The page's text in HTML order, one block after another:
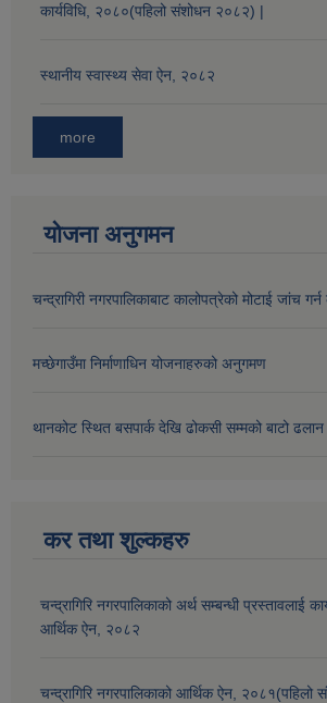
कार्यविधि, २०८०(पहिलो संशोधन २०८२) |
स्थानीय स्वास्थ्य सेवा ऐन, २०८२
more
योजना अनुगमन
चन्द्रागिरी नगरपालिकाबाट कालोपत्रेको मोटाई जांच
मच्छेगाउँमा निर्माणाधिन योजनाहरुको अनुगमण
थानकोट स्थित बसपार्क देखि ढोकसी सम्मको बाटो
कर तथा शुल्कहरु
चन्द्रागिरि नगरपालिकाको अर्थ सम्बन्धी प्रस्तावलाई
आर्थिक ऐन, २०८२
चन्द्रागिरि नगरपालिकाको आर्थिक ऐन,